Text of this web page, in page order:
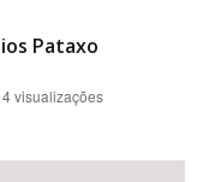
Pataxo
visualizações